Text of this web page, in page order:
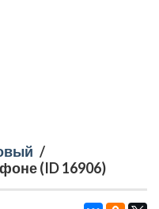
/
(ID 16906)